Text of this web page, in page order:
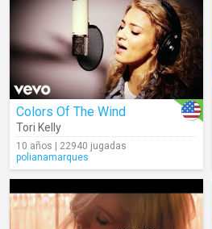
Colors Of The Wind
Tori Kelly
10 años | 22940 jugadas
polianamarques